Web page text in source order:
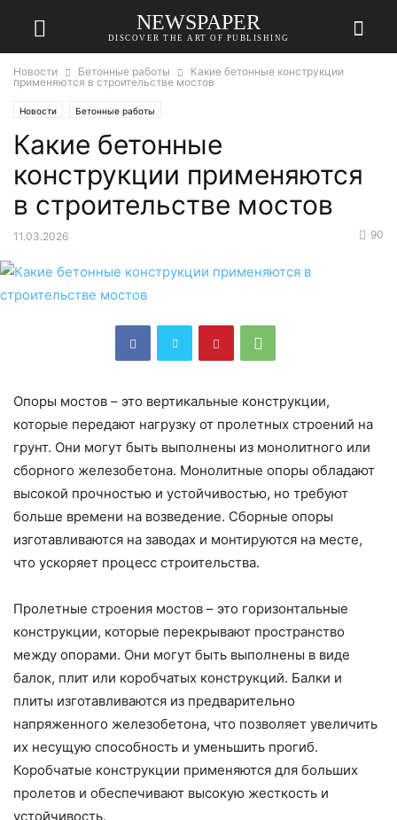
NEWSPAPER
DISCOVER THE ART OF PUBLISHING
Новости Бетонные работы
Какие бетонные конструкции
применяются в строительстве мостов
Новости Бетонные работы
Какие бетонные
конструкции применяются
в строительстве мостов
11.03.2026 90
Опоры мостов – это вертикальные конструкции,
которые передают нагрузку от пролетных строений на
грунт. Они могут быть выполнены из монолитного или
сборного железобетона. Монолитные опоры обладают
высокой прочностью и устойчивостью, но требуют
больше времени на возведение. Сборные опоры
изготавливаются на заводах и монтируются на месте,
что ускоряет процесс строительства.
Пролетные строения мостов – это горизонтальные
конструкции, которые перекрывают пространство
между опорами. Они могут быть выполнены в виде
балок, плит или коробчатых конструкций. Балки и
плиты изготавливаются из предварительно
напряженного железобетона, что позволяет увеличить
их несущую способность и уменьшить прогиб.
Коробчатые конструкции применяются для больших
пролетов и обеспечивают высокую жесткость и
устойчивость.